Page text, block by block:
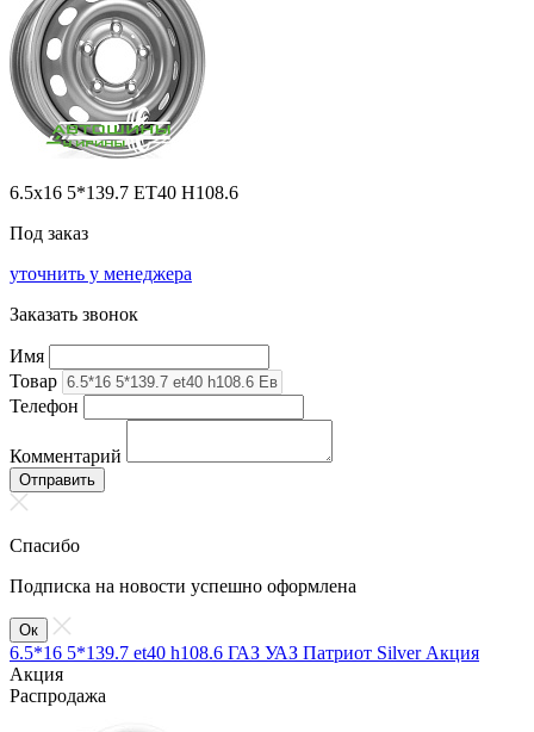
6.5x16 5*139.7 ET40 H108.6
Под заказ
уточнить у менеджера
Заказать звонок
Имя
Товар
Телефон
Комментарий
Отправить
Спасибо
Подписка на новости успешно оформлена
Ок
6.5*16 5*139.7 et40 h108.6 ГАЗ УАЗ Патриот Silver Акция
Акция
Распродажа